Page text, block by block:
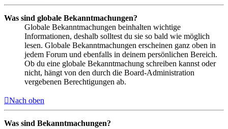
Was sind globale Bekanntmachungen?
Globale Bekanntmachungen beinhalten wichtige
Informationen, deshalb solltest du sie so bald wie möglich
lesen. Globale Bekanntmachungen erscheinen ganz oben in
jedem Forum und ebenfalls in deinem persönlichen Bereich.
Ob du eine globale Bekanntmachung schreiben kannst oder
nicht, hängt von den durch die Board-Administration
vergebenen Berechtigungen ab.
Nach oben
Was sind Bekanntmachungen?